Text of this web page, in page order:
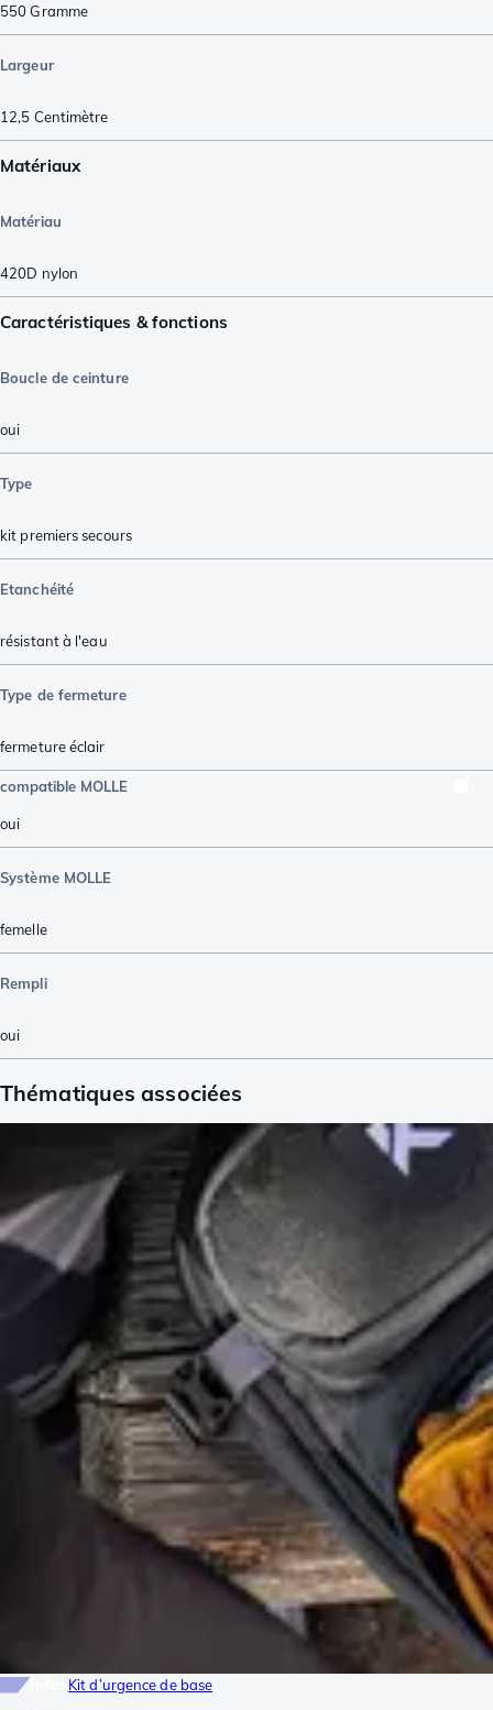
550Gramme
Largeur
12,5 Centimètre
Matériaux
Matériau
420D nylon
Caractéristiques & fonctions
Boucle de ceinture
oui
Type
kit premiers secours
Etanchéité
résistant à l'eau
Type de fermeture
fermeture éclair
compatible MOLLE
oui
Système MOLLE
femelle
Rempli
oui
Thématiques associées
Kit d’urgence de base